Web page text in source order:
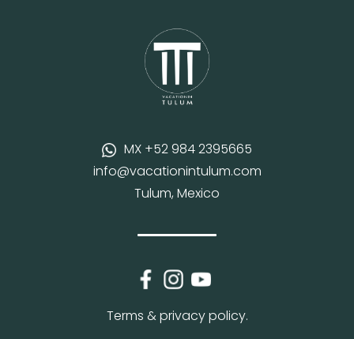
MX +52 984 2395665
info@vacationintulum.com
Tulum, Mexico
Terms & privacy policy.